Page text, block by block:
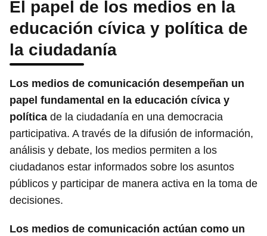
El papel de los medios en la
educación cívica y política de
la ciudadanía
Los medios de comunicación desempeñan un
papel fundamental en la educación cívica y
política de la ciudadanía en una democracia
participativa. A través de la difusión de información,
análisis y debate, los medios permiten a los
ciudadanos estar informados sobre los asuntos
públicos y participar de manera activa en la toma de
decisiones.
Los medios de comunicación actúan como un